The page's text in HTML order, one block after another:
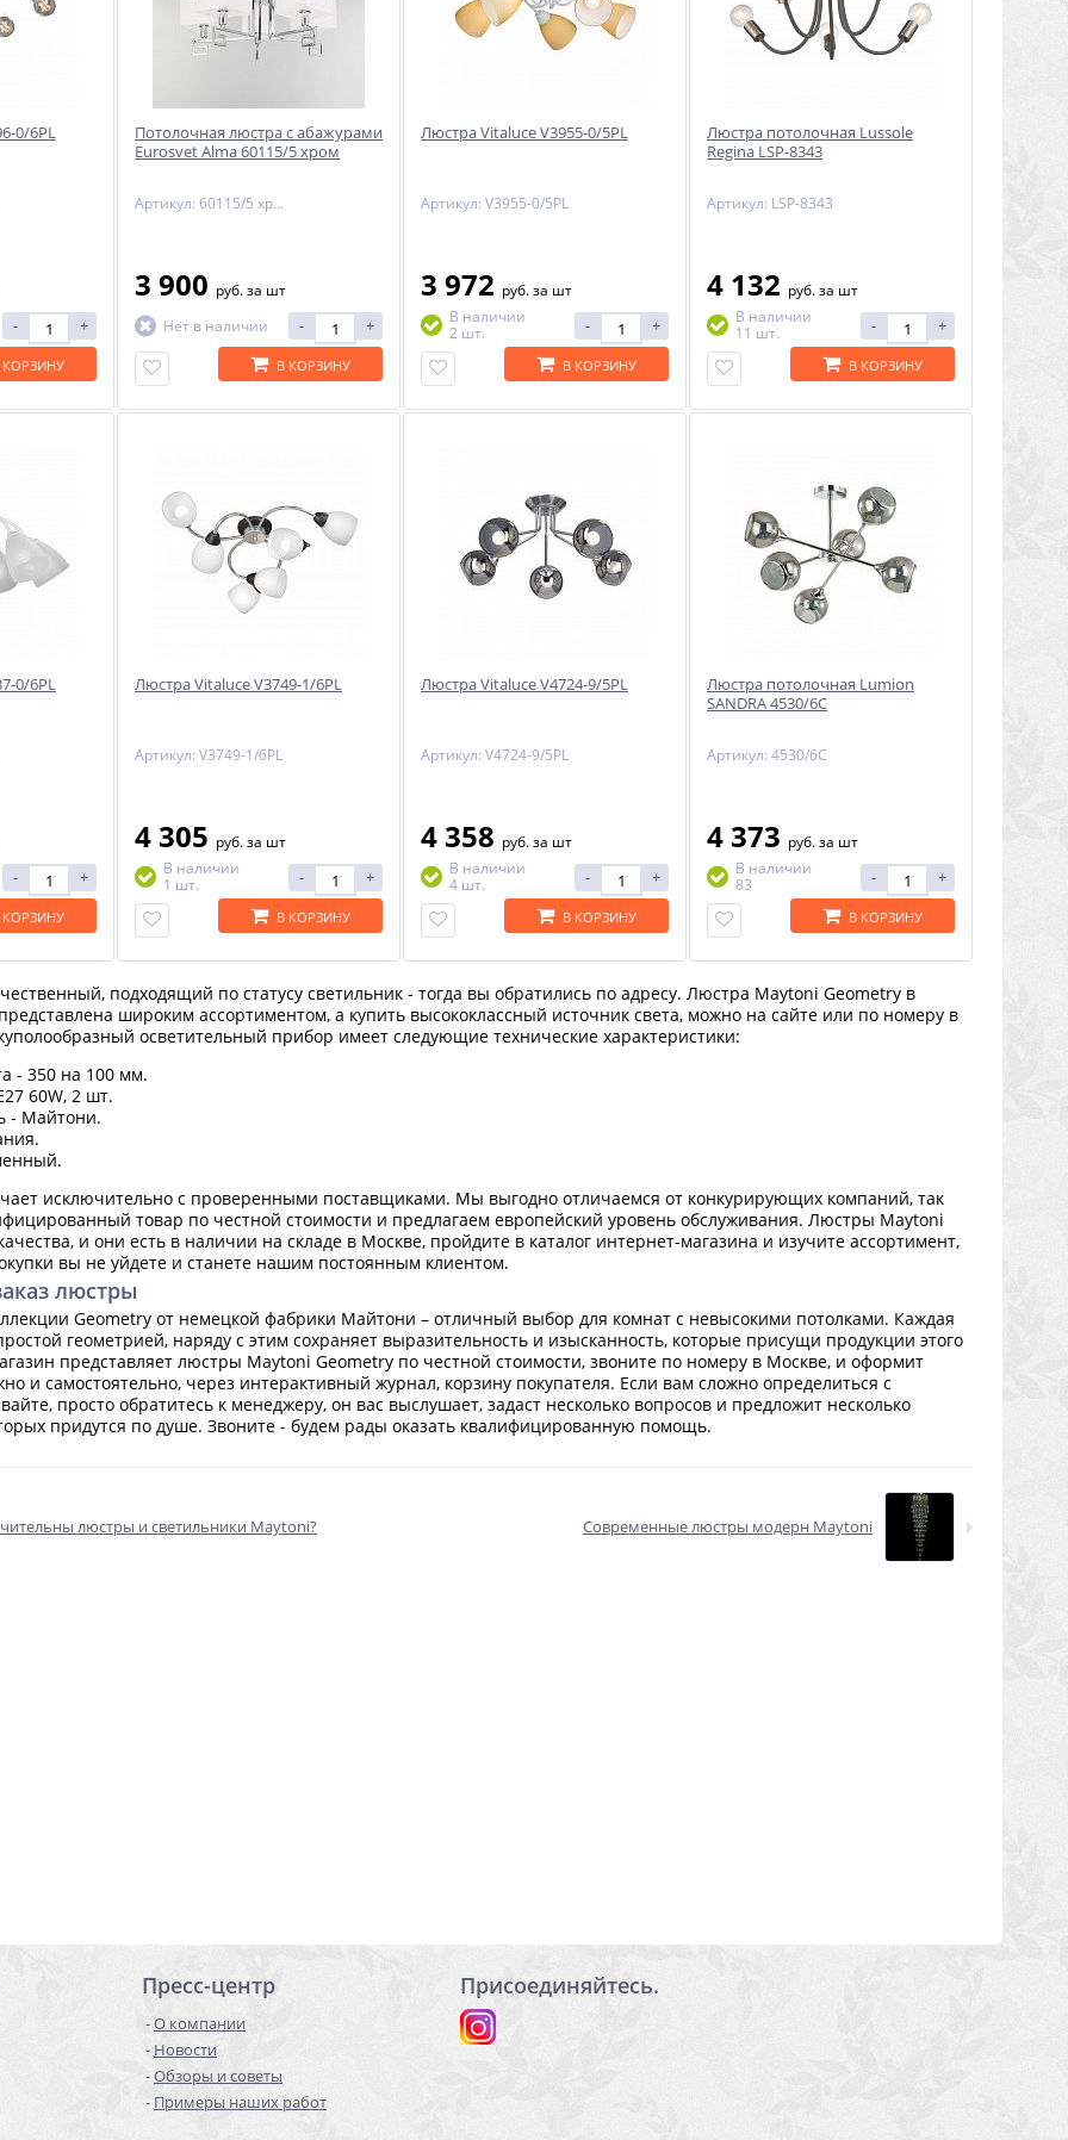
0/6PL
- +
КОРЗИНУ
Потолочная люстра с абажурами
Eurosvet Alma 60115/5 хром
Артикул: 60115/5 хром
3 900 руб.за шт
Нет в наличии
- +
В КОРЗИНУ
Люстра Vitaluce V3955-0/5PL
Артикул: V3955-0/5PL
3 972 руб.за шт
В наличии
2 шт.
- +
В КОРЗИНУ
Люстра потолочная Lussole
Regina LSP-8343
Артикул: LSP-8343
4 132 руб.за шт
В наличии
11 шт.
- +
В КОРЗИНУ
0/6PL
- +
КОРЗИНУ
Люстра Vitaluce V3749-1/6PL
Артикул: V3749-1/6PL
4 305 руб.за шт
В наличии
1 шт.
- +
В КОРЗИНУ
Люстра Vitaluce V4724-9/5PL
Артикул: V4724-9/5PL
4 358 руб.за шт
В наличии
4 шт.
- +
В КОРЗИНУ
Люстра потолочная Lumion
SANDRA 4530/6C
Артикул: 4530/6C
4 373 руб.за шт
В наличии
83
- +
В КОРЗИНУ
подходящий по статусу светильник - тогда вы обратились по адресу. Люстра Maytoni Geometry в
широким ассортиментом, а купить высококлассный источник света, можно на сайте или по номеру в
осветительный прибор имеет следующие технические характеристики:
- 350 на 100 мм.
60W, 2 шт.
- Майтони.
исключительно с проверенными поставщиками. Мы выгодно отличаемся от конкурирующих компаний, так
товар по честной стоимости и предлагаем европейский уровень обслуживания. Люстры Maytoni
и они есть в наличии на складе в Москве, пройдите в каталог интернет-магазина и изучите ассортимент,
вы не уйдете и станете нашим постоянным клиентом.
люстры
Geometry от немецкой фабрики Майтони – отличный выбор для комнат с невысокими потолками. Каждая
геометрией, наряду с этим сохраняет выразительность и изысканность, которые присущи продукции этого
представляет люстры Maytoni Geometry по честной стоимости, звоните по номеру в Москве, и оформит
и самостоятельно, через интерактивный журнал, корзину покупателя. Если вам сложно определиться с
просто обратитесь к менеджеру, он вас выслушает, задаст несколько вопросов и предложит несколько
придутся по душе. Звоните - будем рады оказать квалифицированную помощь.
люстры и светильники Maytoni? Современные люстры модерн Maytoni
Пресс-центр
О компании
Новости
Обзоры и советы
Примеры наших работ
Присоединяйтесь.